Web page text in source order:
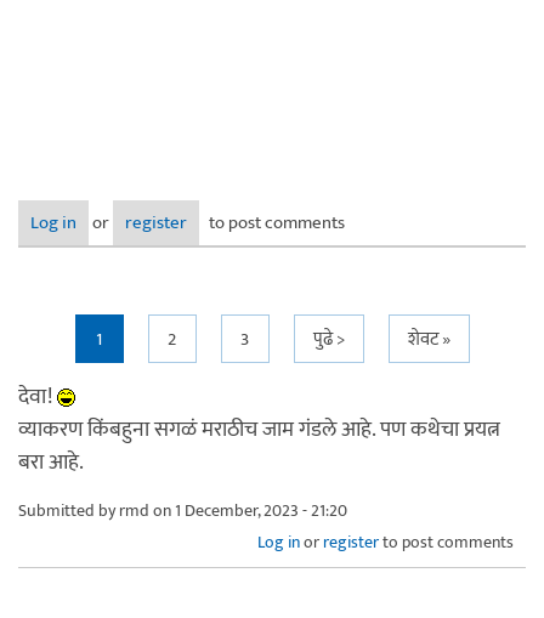
Log in or register to post comments
Pages
1 2 3 पुढे > शेवट »
देवा!
व्याकरण किंबहुना सगळं मराठीच जाम गंडले आहे. पण कथेचा प्रयत्न
बरा आहे.
Submitted byrmdon 1 December, 2023 - 21:20
Log inorregisterto post comments